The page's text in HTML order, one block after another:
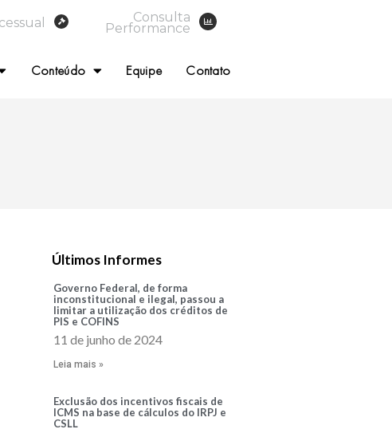
Consulta
Performance
Conteúdo Equipe Contato
Últimos Informes
Governo Federal, de forma
inconstitucional e ilegal, passou a
limitar a utilização dos créditos de
PIS e COFINS
11 de junho de 2024
Leia mais »
Exclusão dos incentivos fiscais de
ICMS na base de cálculos do IRPJ e
CSLL